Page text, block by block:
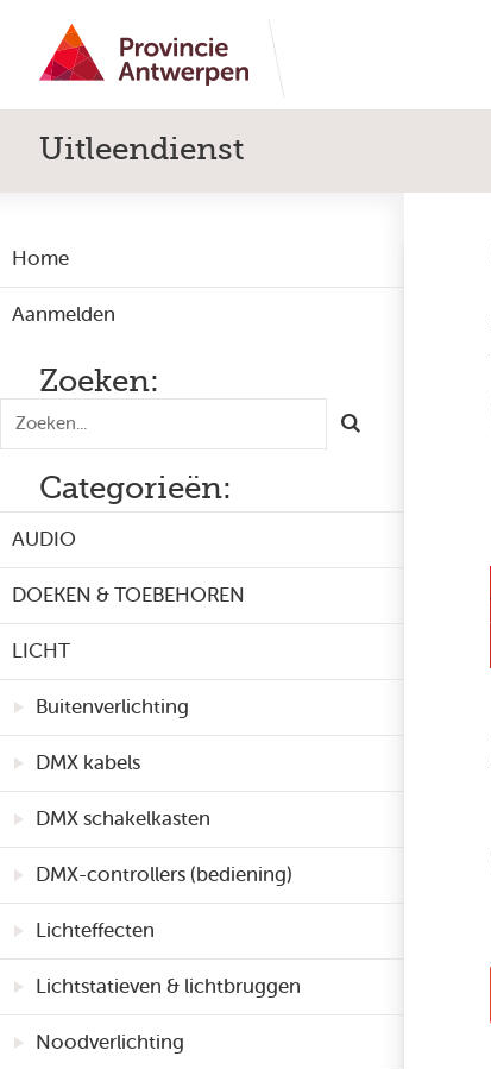
Uitleendienst
Home
Aanmelden
Zoeken:
Categorieën:
AUDIO
DOEKEN & TOEBEHOREN
LICHT
Buitenverlichting
DMX kabels
DMX schakelkasten
DMX-controllers (bediening)
Lichteffecten
Lichtstatieven & lichtbruggen
Noodverlichting